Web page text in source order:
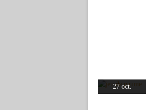
27 oct.